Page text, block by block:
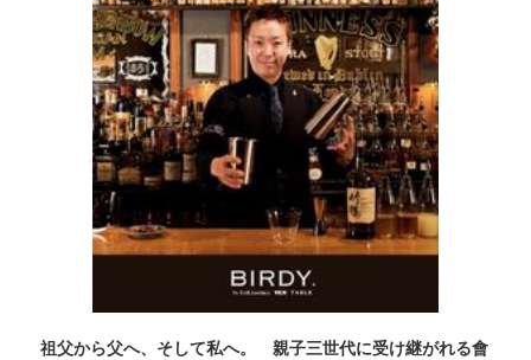
祖父から父へ、そして私へ。 親子三世代に受け継がれる會